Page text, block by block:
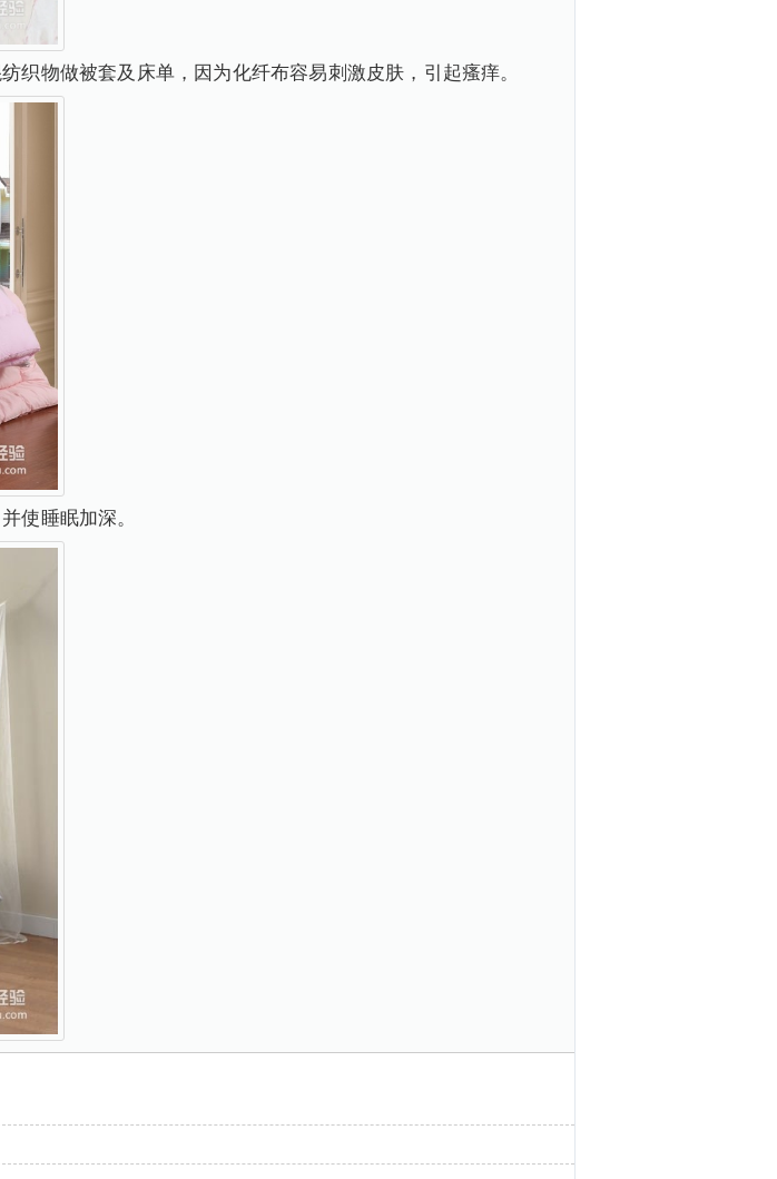
织物做被套及床单，因为化纤布容易刺激皮肤，引起瘙痒。
使睡眠加深。